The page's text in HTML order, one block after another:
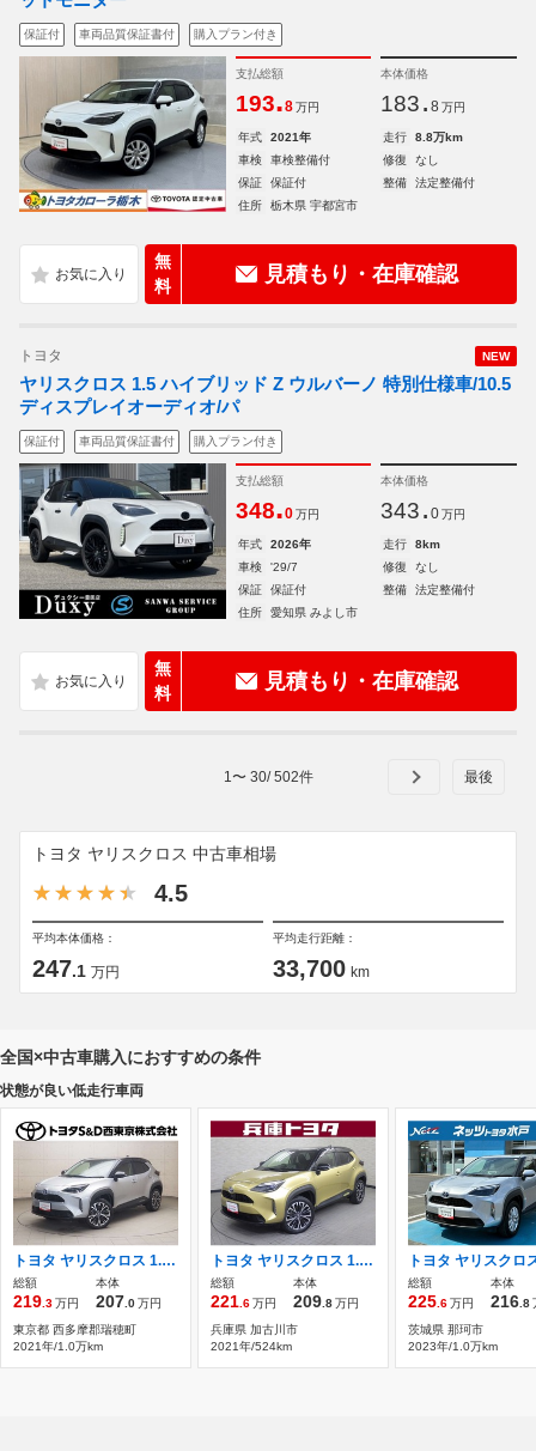
保証付 車両品質保証書付 購入プラン付き
支払総額
193.8 万円
本体価格
183. 8 万円
年式 2021年 走行
8.8万km
車検
車検整備付 修復
なし
保証
保証付 整備
法定整備付
住所
栃木県 宇都宮市
無
料
見積もり・在庫確認
NEW
トヨタ
ヤリスクロス 1.5 ハイブリッド Z ウルバーノ 特別仕様車/10.5
ディスプレイオーディオ/パ
保証付 車両品質保証書付 購入プラン付き
支払総額
348.0 万円
本体価格
343. 0 万円
年式 2026年 走行
8km
車検
'29/7 修復
なし
保証
保証付 整備
法定整備付
住所
愛知県 みよし市
無
料
見積もり・在庫確認
1 〜 30/502件
トヨタ ヤリスクロス 中古車相場
4.5
平均本体価格：
247.1 万円
平均走行距離：
33,700 km
全国×中古車購入におすすめの条件
状態が良い低走行車両
トヨタ ヤリスクロス 1.5 ハイブリッド Z 衝突被害軽減ブレーキ 車線逸脱防止装置
総額
219 .3万円
本体
207 .0万円
東京都 西多摩郡瑞穂町
2021年/1.0万km
トヨタ ヤリスクロス 1.5 Z 横滑り防止機能 リアカメラ
総額
221 .6万円
本体
209 .8万円
兵庫県 加古川市
2021年/524km
総額
225 .6万円
本体
216 .8
茨城県 那珂市
2023年/1.0万km